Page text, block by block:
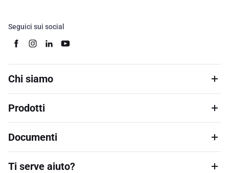
Seguici sui social
Chi siamo
Prodotti
Documenti
Ti serve aiuto?